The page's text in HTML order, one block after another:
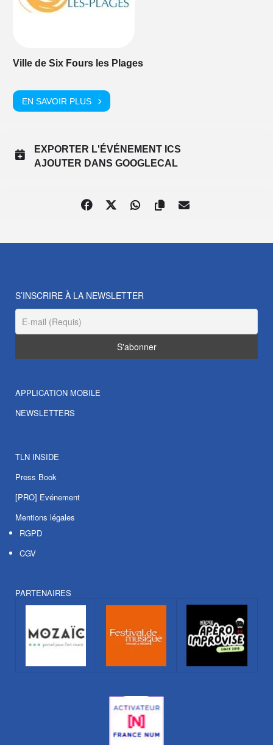
Ville de Six Fours les Plages
EN SAVOIR PLUS
EXPORTER L'ÉVÉNEMENT ICS
AJOUTER DANS GOOGLECAL
S’INSCRIRE À LA NEWSLETTER
APPLICATION MOBILE
NEWSLETTERS
TLN INSIDE
Press Book
[PRO] Evénement
Mentions légales
RGPD
CGV
PARTENAIRES